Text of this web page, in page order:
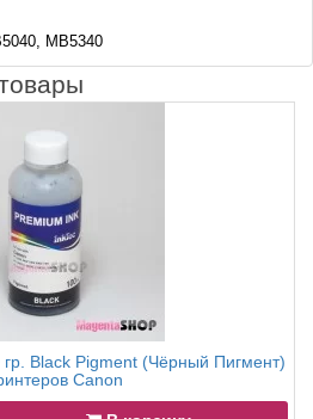
MB5340
Black Pigment (Чёрный Пигмент)
Canon